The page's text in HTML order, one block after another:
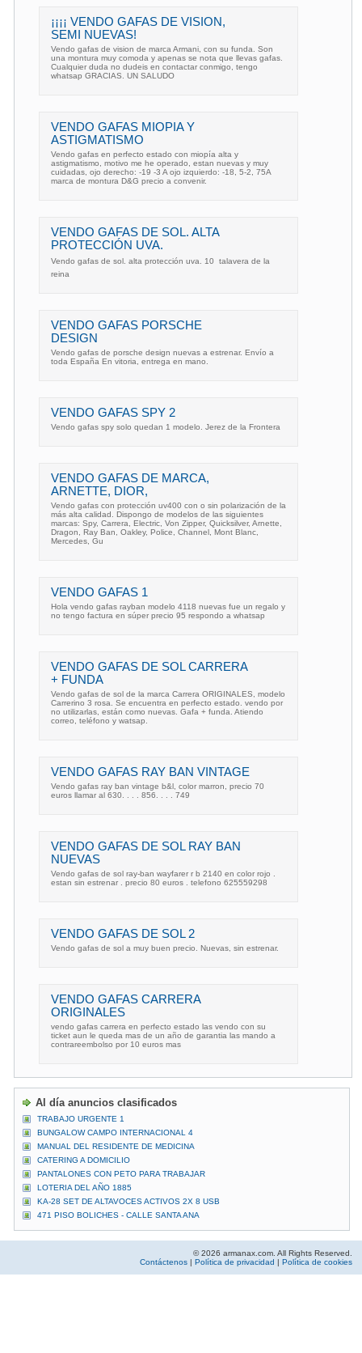
¡¡¡¡ VENDO GAFAS DE VISION,
SEMI NUEVAS!
Vendo gafas de vision de marca Armani, con su funda. Son
una montura muy comoda y apenas se nota que llevas gafas.
Cualquier duda no dudeis en contactar conmigo, tengo
whatsap GRACIAS. UN SALUDO
VENDO GAFAS MIOPIA Y
ASTIGMATISMO
Vendo gafas en perfecto estado con miopía alta y
astigmatismo, motivo me he operado, estan nuevas y muy
cuidadas, ojo derecho: -19 -3 A ojo izquierdo: -18, 5-2, 75A
marca de montura D&G precio a convenir.
VENDO GAFAS DE SOL. ALTA
PROTECCIÓN UVA.
Vendo gafas de sol. alta protección uva. 10  talavera de la
reina
VENDO GAFAS PORSCHE
DESIGN
Vendo gafas de porsche design nuevas a estrenar. Envío a
toda España En vitoria, entrega en mano.
VENDO GAFAS SPY 2
Vendo gafas spy solo quedan 1 modelo. Jerez de la Frontera
VENDO GAFAS DE MARCA,
ARNETTE, DIOR,
Vendo gafas con protección uv400 con o sin polarización de la
más alta calidad. Dispongo de modelos de las siguientes
marcas: Spy, Carrera, Electric, Von Zipper, Quicksilver, Arnette,
Dragon, Ray Ban, Oakley, Police, Channel, Mont Blanc,
Mercedes, Gu
VENDO GAFAS 1
Hola vendo gafas rayban modelo 4118 nuevas fue un regalo y
no tengo factura en súper precio 95 respondo a whatsap
VENDO GAFAS DE SOL CARRERA
+ FUNDA
Vendo gafas de sol de la marca Carrera ORIGINALES, modelo
Carrerino 3 rosa. Se encuentra en perfecto estado. vendo por
no utilizarlas, están como nuevas. Gafa + funda. Atiendo
correo, teléfono y watsap.
VENDO GAFAS RAY BAN VINTAGE
Vendo gafas ray ban vintage b&l, color marron, precio 70
euros llamar al 630. . . . 856. . . . 749
VENDO GAFAS DE SOL RAY BAN
NUEVAS
Vendo gafas de sol ray-ban wayfarer r b 2140 en color rojo .
estan sin estrenar . precio 80 euros . telefono 625559298
VENDO GAFAS DE SOL 2
Vendo gafas de sol a muy buen precio. Nuevas, sin estrenar.
VENDO GAFAS CARRERA
ORIGINALES
vendo gafas carrera en perfecto estado las vendo con su
ticket aun le queda mas de un año de garantia las mando a
contrareembolso por 10 euros mas
Al día anuncios clasificados
TRABAJO URGENTE 1
BUNGALOW CAMPO INTERNACIONAL 4
MANUAL DEL RESIDENTE DE MEDICINA
CATERING A DOMICILIO
PANTALONES CON PETO PARA TRABAJAR
LOTERIA DEL AÑO 1885
KA-28 SET DE ALTAVOCES ACTIVOS 2X 8 USB
471 PISO BOLICHES - CALLE SANTA ANA
© 2026 armanax.com. All Rights Reserved.
Contáctenos | Política de privacidad | Política de cookies